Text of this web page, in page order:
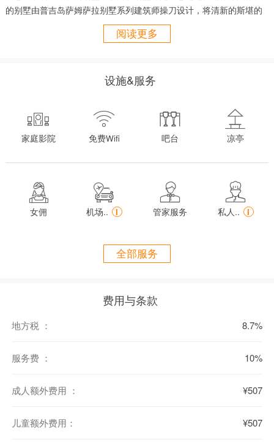
的别墅由普吉岛萨姆萨拉别墅系列建筑师操刀设计，将清新的斯堪的
纳维亚美学与极繁主义艺术相结合，营造出戏剧化的超现代风格。
灵活布局的可能，而厨房旁的超大公共餐桌与长凳座位，则完美契合
光浴躺椅和宽敞的日间床榻，为您提供了多样化的放松选择。别墅的
核心亮点——15米长的无边际泳池缀以玻璃饰面，粼粼波光倾泻至下
层生活区，营造出梦幻氛围。
开放式酒吧，与影音室相连。空间内配备奢华软座和全套娱乐系统，
可畅享影音游戏之乐。酒吧旁还设有台球桌，适合在观光归来后与亲
友来几局轻松对决。
所有卧室均位于花园层。其中两间客卧共享可俯瞰花园与海景的露
台；第二卧室宽敞私密，拥有带户外下沉式浴缸及庭院花园的独立露
及两张墨菲床，可灵活容纳儿童或额外宾客。
杉阁萨别墅提供驻店厨师与管家服务，按需定制餐食，并在您入住期
餐厅预订、豪华专车接送及普吉岛-攀牙湾周边游览等一切需求。
地理位置：
距离卡玛拉（Kamala） 5公里
阅读更多
设施&服务

家庭影院

免费Wifi

吧台

凉亭

女佣

机场.. i

管家服务

私人.. i
全部服务
费用与条款
地方税 ： 8.7%
服务费 ： 10%
成人额外费用 ： ¥507
儿童额外费用： ¥507